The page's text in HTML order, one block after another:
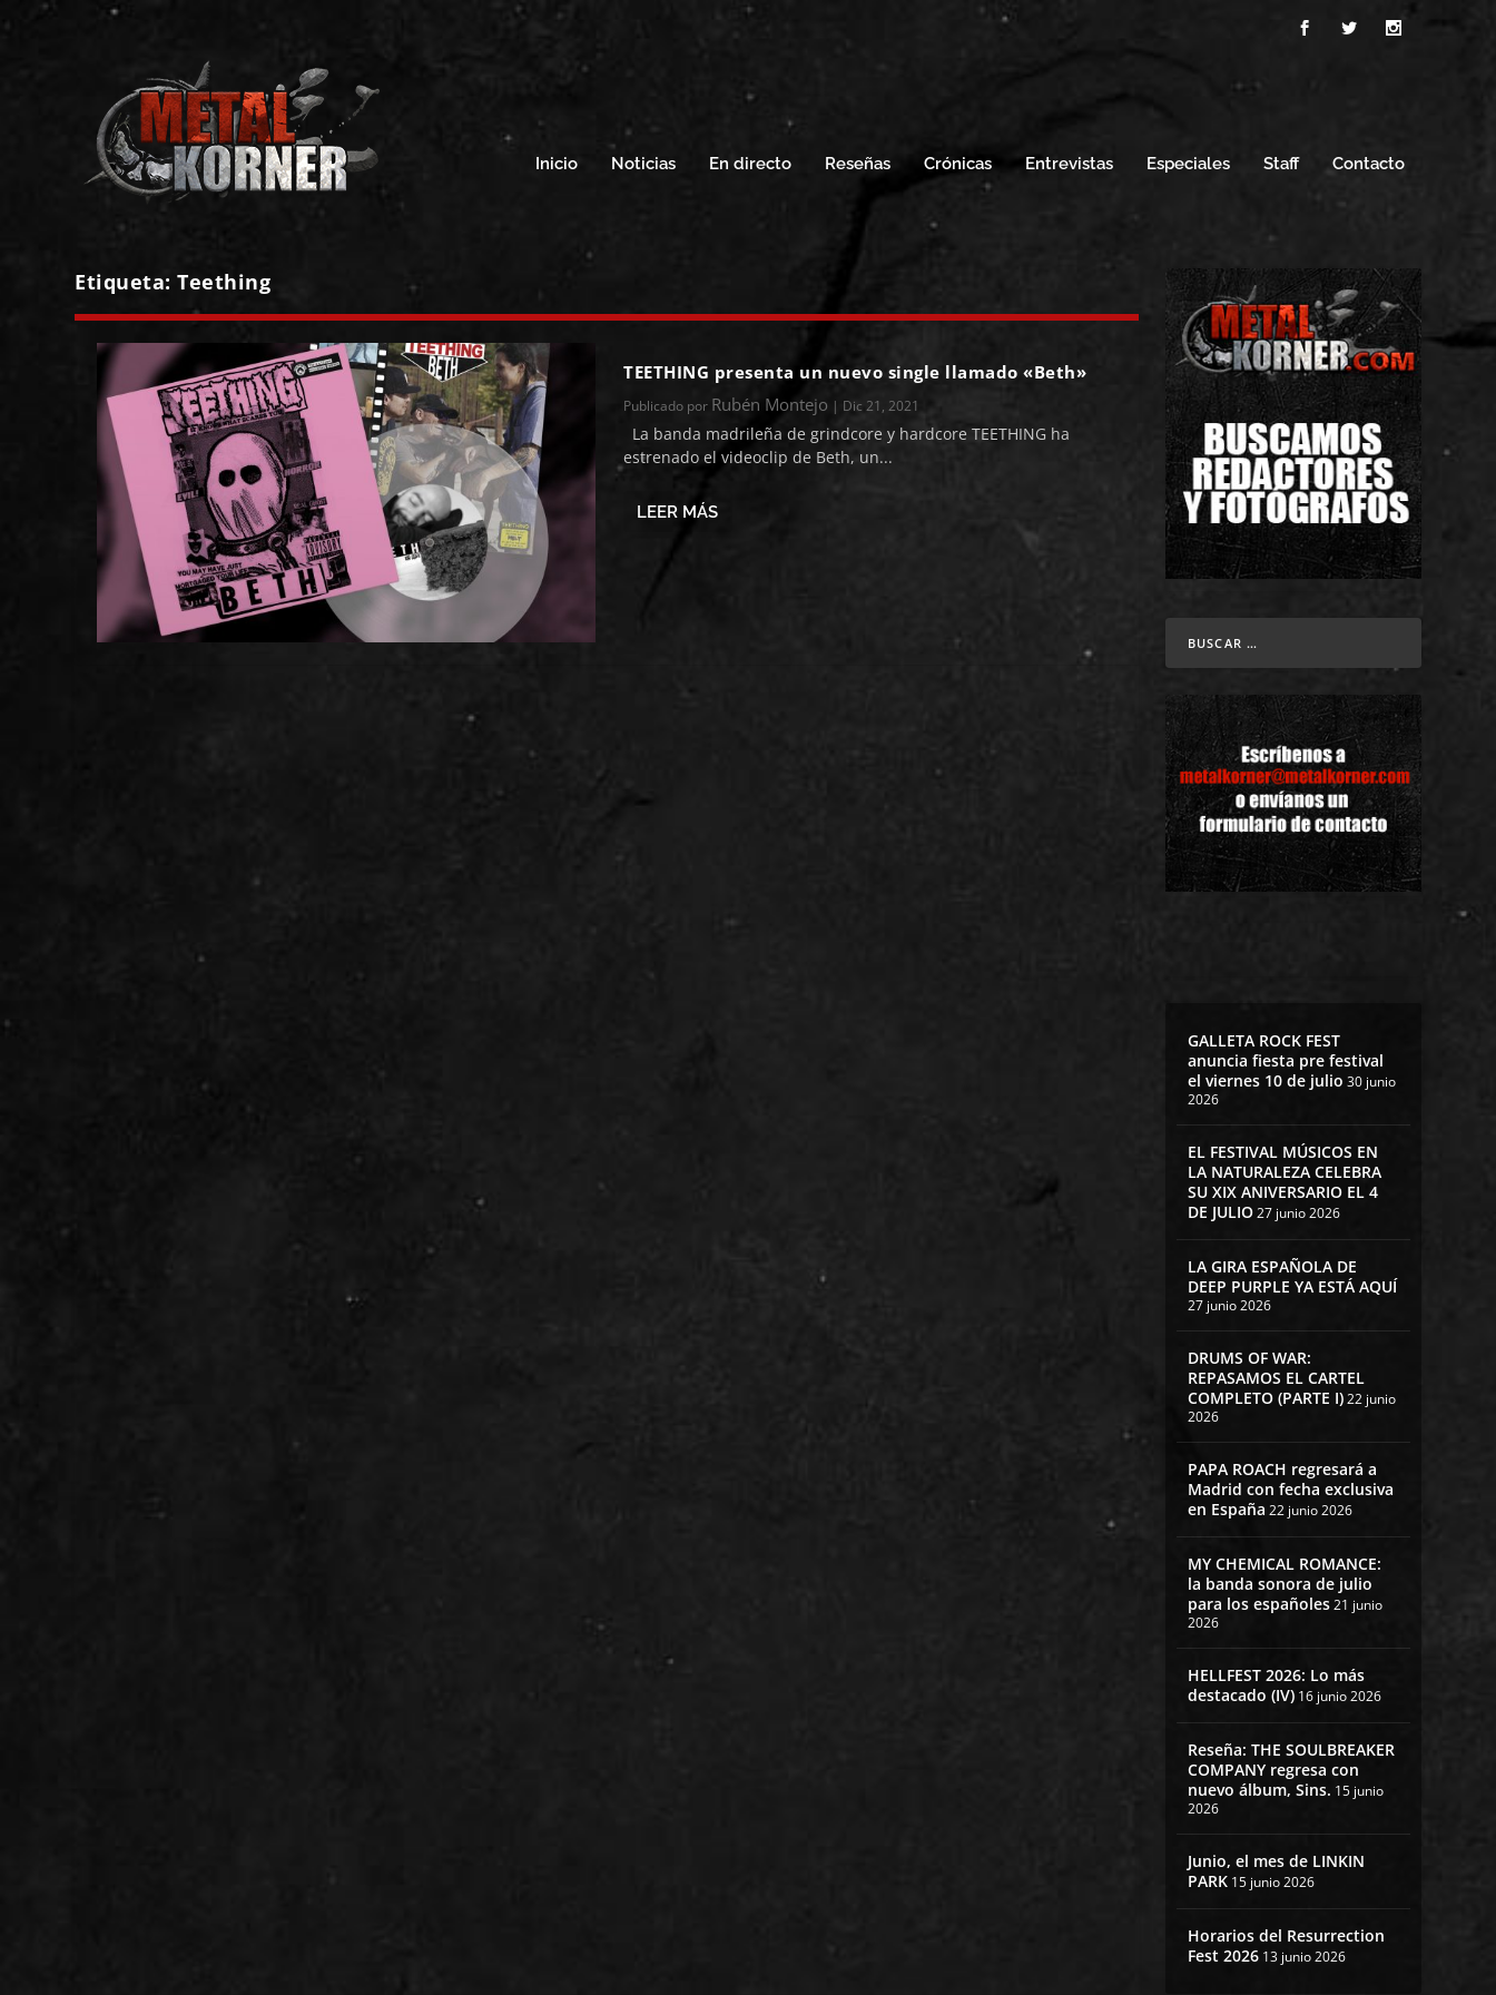
Inicio Noticias En directo Reseñas Crónicas Entrevistas Especiales Staff Contacto
Etiqueta:Teething
TEETHING presenta un nuevo single llamado «Beth»
Publicado por Rubén Montejo | Dic 21, 2021
La banda madrileña de grindcore y hardcore TEETHING ha
estrenado el videoclip de Beth, un...
LEER MÁS
GALLETA ROCK FEST
anuncia fiesta pre festival
el viernes 10 de julio 30 junio
2026
EL FESTIVAL MÚSICOS EN
LA NATURALEZA CELEBRA
SU XIX ANIVERSARIO EL 4
DE JULIO27 junio 2026
LA GIRA ESPAÑOLA DE
DEEP PURPLE YA ESTÁ AQUÍ
27 junio 2026
DRUMS OF WAR:
REPASAMOS EL CARTEL
COMPLETO (PARTE I)22 junio
2026
PAPA ROACH regresará a
Madrid con fecha exclusiva
en España 22 junio 2026
MY CHEMICAL ROMANCE:
la banda sonora de julio
para los españoles21 junio
2026
HELLFEST 2026: Lo más
destacado (IV) 16 junio 2026
Reseña: THE SOULBREAKER
COMPANY regresa con
nuevo álbum, Sins. 15 junio
2026
Junio, el mes de LINKIN
PARK 15 junio 2026
Horarios del Resurrection
Fest 2026 13 junio 2026